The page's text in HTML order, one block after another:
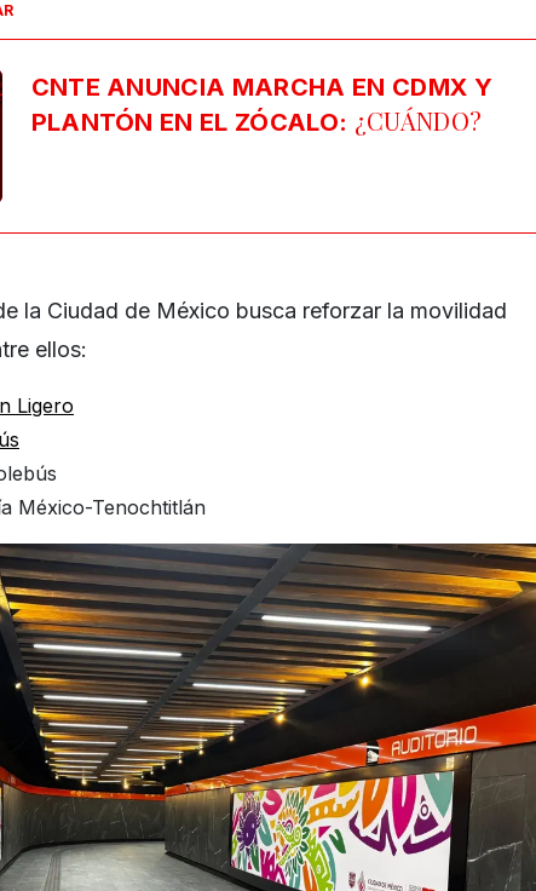
CNTE ANUNCIA MARCHA EN CDMX Y
PLANTÓN EN EL ZÓCALO: ¿CUÁNDO?
la Ciudad de México busca reforzar la movilidad
ellos:
Ligero
México-Tenochtitlán